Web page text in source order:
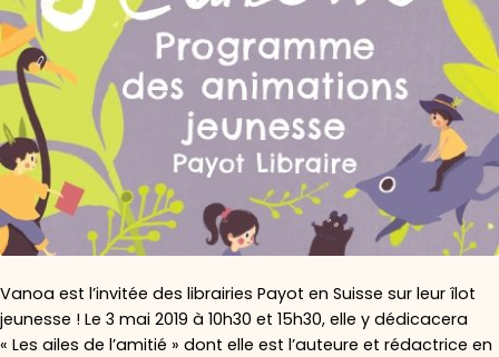
Vanoa est l’invitée des librairies Payot en Suisse sur leur îlot
jeunesse ! Le 3 mai 2019 à 10h30 et 15h30, elle y dédicacera
« Les ailes de l’amitié » dont elle est l’auteure et rédactrice en